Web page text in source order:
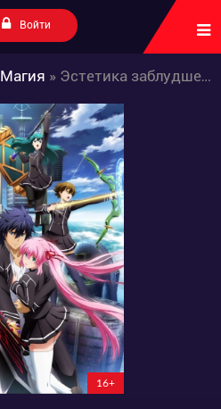
Войти
Магия » Эстетика заблудшего героя
16+